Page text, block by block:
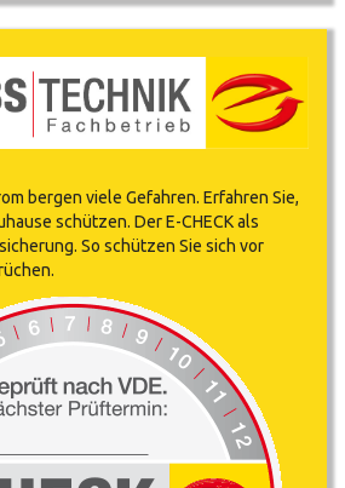
bergen viele Gefahren. Erfahren Sie,
schützen. Der E-CHECK als
So schützen Sie sich vor